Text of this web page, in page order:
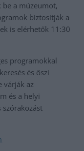
be a múzeumot,
biztosítják a
is elérhetők 11:30
programokkal
és őszi
várják az
és a helyi